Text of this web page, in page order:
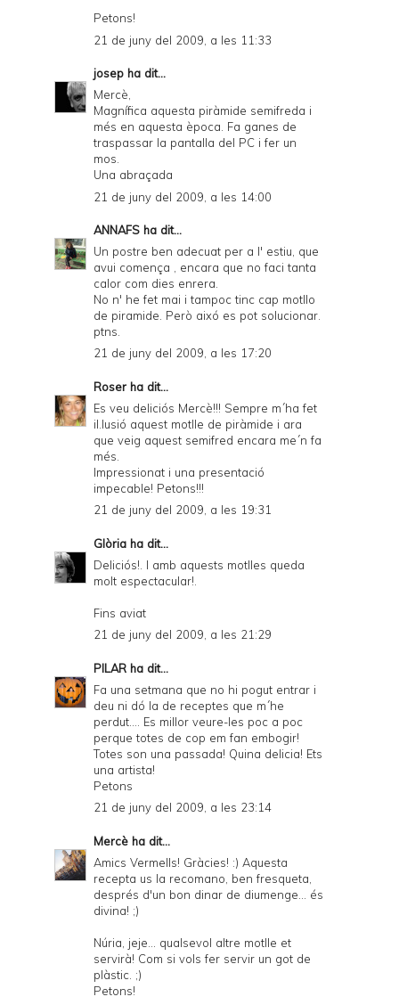
Petons!
21 de juny del 2009, a les 11:33
josep ha dit...
Mercè,
Magnífica aquesta piràmide semifreda i
més en aquesta època. Fa ganes de
traspassar la pantalla del PC i fer un
mos.
Una abraçada
21 de juny del 2009, a les 14:00
ANNAFS ha dit...
Un postre ben adecuat per a l' estiu, que
avui comença , encara que no faci tanta
calor com dies enrera.
No n' he fet mai i tampoc tinc cap motllo
de piramide. Però aixó es pot solucionar.
ptns.
21 de juny del 2009, a les 17:20
Roser ha dit...
Es veu deliciós Mercè!!! Sempre m´ha fet
il.lusió aquest motlle de piràmide i ara
que veig aquest semifred encara me´n fa
més.
Impressionat i una presentació
impecable! Petons!!!
21 de juny del 2009, a les 19:31
Glòria ha dit...
Deliciós!. I amb aquests motlles queda
molt espectacular!.
Fins aviat
21 de juny del 2009, a les 21:29
PILAR ha dit...
Fa una setmana que no hi pogut entrar i
deu ni dó la de receptes que m´he
perdut.... Es millor veure-les poc a poc
perque totes de cop em fan embogir!
Totes son una passada! Quina delicia! Ets
una artista!
Petons
21 de juny del 2009, a les 23:14
Mercè ha dit...
Amics Vermells! Gràcies! :) Aquesta
recepta us la recomano, ben fresqueta,
després d'un bon dinar de diumenge... és
divina! ;)
Núria, jeje... qualsevol altre motlle et
servirà! Com si vols fer servir un got de
plàstic. ;)
Petons!